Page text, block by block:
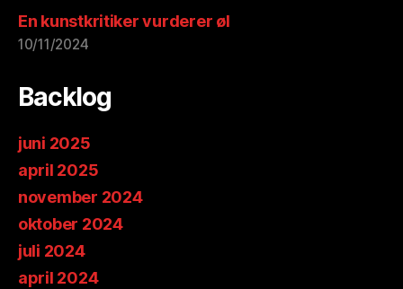
En kunstkritiker vurderer øl
10/11/2024
Backlog
juni 2025
april 2025
november 2024
oktober 2024
juli 2024
april 2024